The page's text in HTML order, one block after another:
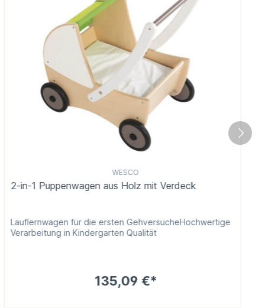
WESCO
2-in-1 Puppenwagen aus Holz mit Verdeck
Lauflernwagen für die ersten GehversucheHochwertige
Verarbeitung in Kindergarten Qualität
135,09 €*